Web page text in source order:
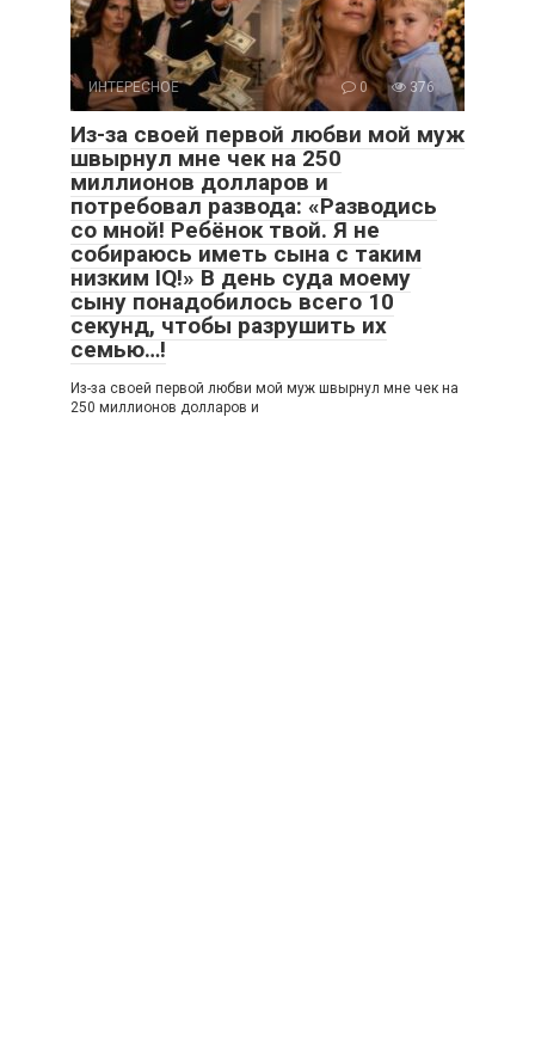
ИНТЕРЕСНОЕ 0 376
Из-за своей первой любви мой муж
швырнул мне чек на 250
миллионов долларов и
потребовал развода: «Разводись
со мной! Ребёнок твой. Я не
собираюсь иметь сына с таким
низким IQ!» В день суда моему
сыну понадобилось всего 10
секунд, чтобы разрушить их
семью…!
Из-за своей первой любви мой муж швырнул мне чек на
250 миллионов долларов и